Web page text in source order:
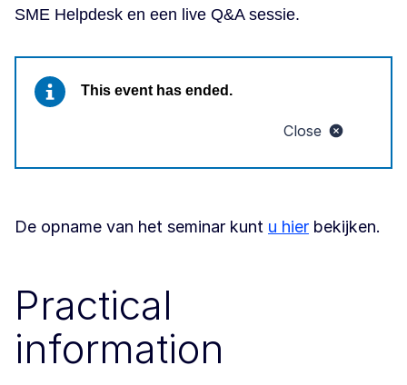
SME Helpdesk en een live Q&A sessie.
Close
This event has ended.
De opname van het seminar kunt u hier bekijken.
Practical
information